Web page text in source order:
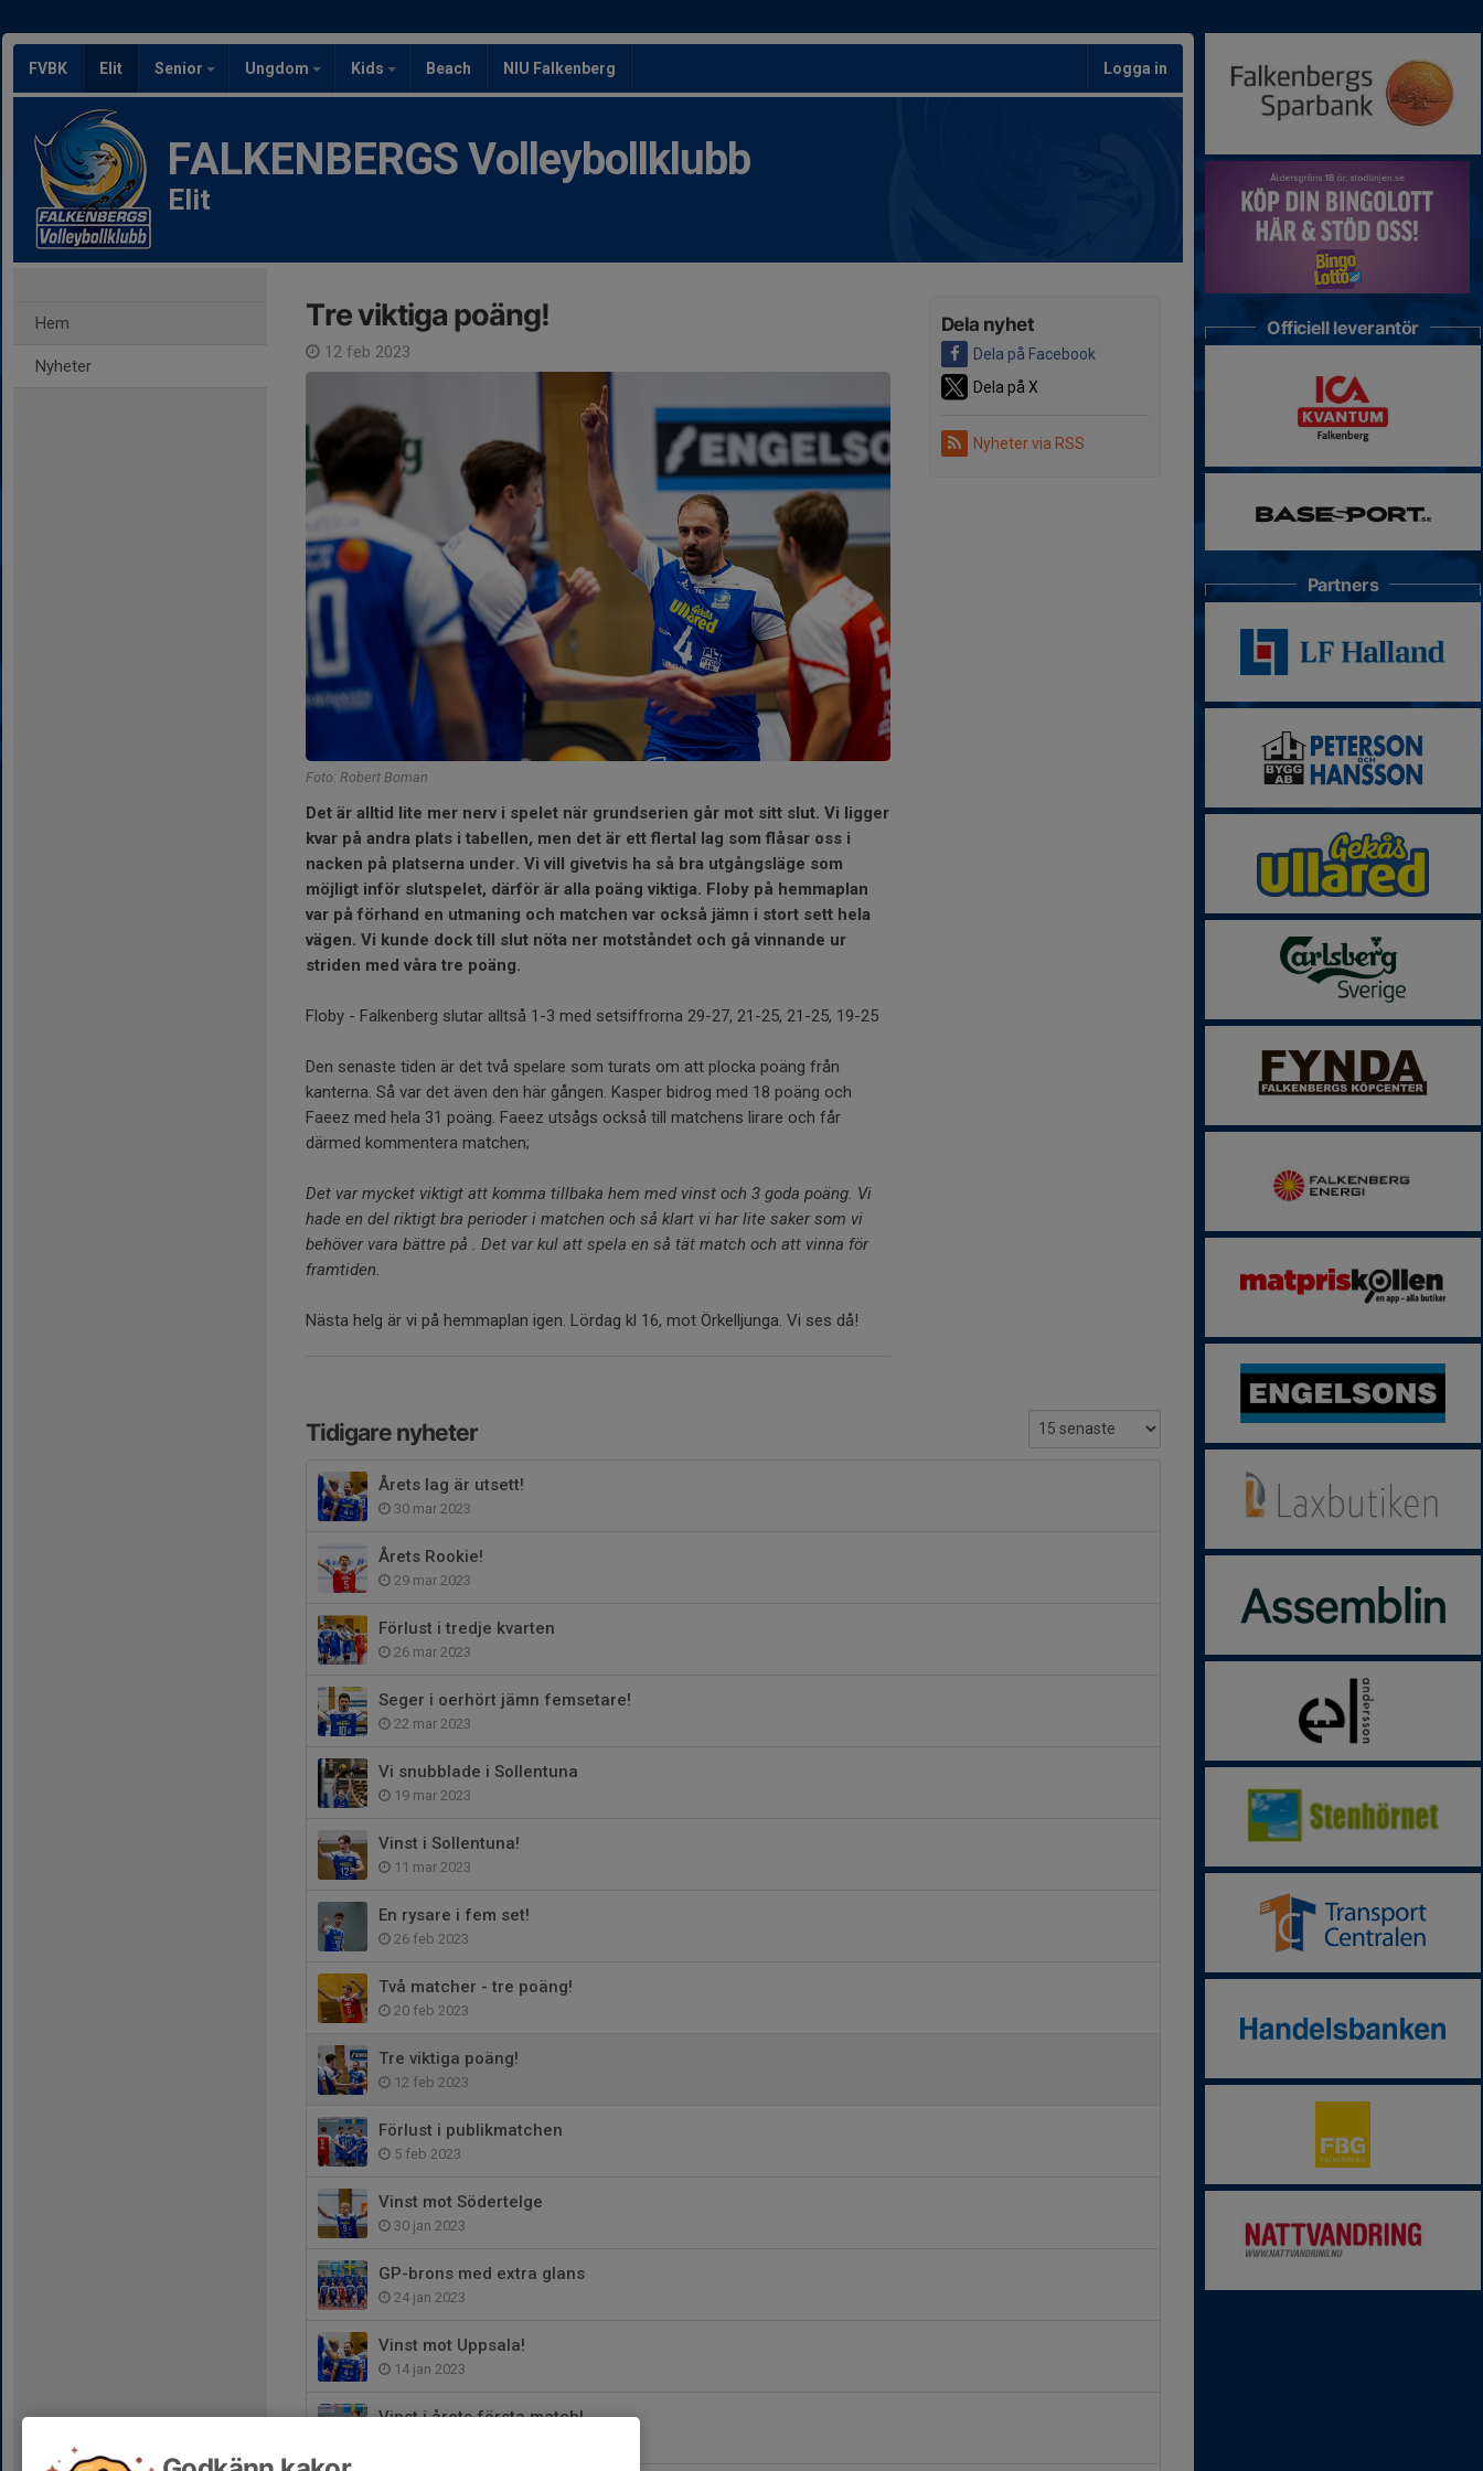
FVBK Elit Senior Ungdom Kids Beach NIU Falkenberg Logga in
FALKENBERGS Volleybollklubb
Elit
Hem
Nyheter
Dela nyhet
Dela på Facebook
Dela på X
Nyheter via RSS
Tre viktiga poäng!
12 feb 2023
Foto: Robert Boman
Det är alltid lite mer nerv i spelet när grundserien går mot sitt slut. Vi ligger
kvar på andra plats i tabellen, men det är ett flertal lag som flåsar oss i
nacken på platserna under. Vi vill givetvis ha så bra utgångsläge som
möjligt inför slutspelet, därför är alla poäng viktiga. Floby på hemmaplan
var på förhand en utmaning och matchen var också jämn i stort sett hela
vägen. Vi kunde dock till slut nöta ner motståndet och gå vinnande ur
striden med våra tre poäng.
Floby - Falkenberg slutar alltså 1-3 med setsiffrorna 29-27, 21-25, 21-25, 19-25
Den senaste tiden är det två spelare som turats om att plocka poäng från
kanterna. Så var det även den här gången. Kasper bidrog med 18 poäng och
Faeez med hela 31 poäng. Faeez utsågs också till matchens lirare och får
därmed kommentera matchen;
Det var mycket viktigt att komma tillbaka hem med vinst och 3 goda poäng. Vi
hade en del riktigt bra perioder i matchen och så klart vi har lite saker som vi
behöver vara bättre på . Det var kul att spela en så tät match och att vinna för
framtiden.
Nästa helg är vi på hemmaplan igen. Lördag kl 16, mot Örkelljunga. Vi ses då!
Tidigare nyheter
Årets lag är utsett!
30 mar 2023
Årets Rookie!
29 mar 2023
Förlust i tredje kvarten
26 mar 2023
Seger i oerhört jämn femsetare!
22 mar 2023
Vi snubblade i Sollentuna
19 mar 2023
Vinst i Sollentuna!
11 mar 2023
En rysare i fem set!
26 feb 2023
Två matcher - tre poäng!
20 feb 2023
Tre viktiga poäng!
12 feb 2023
Förlust i publikmatchen
5 feb 2023
Vinst mot Södertelge
30 jan 2023
GP-brons med extra glans
24 jan 2023
Vinst mot Uppsala!
14 jan 2023
Vinst i årets första match!
Officiell leverantör
Partners